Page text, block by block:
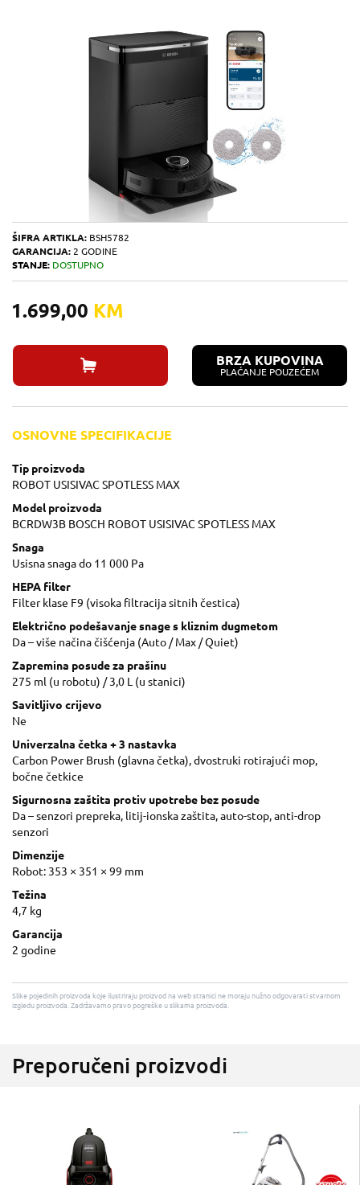
ŠIFRA ARTIKLA: BSH5782
GARANCIJA: 2 GODINE
STANJE: DOSTUPNO
1.699,00 KM
BRZA KUPOVINA
PLAĆANJE POUZEĆEM
OSNOVNE SPECIFIKACIJE
Tip proizvoda
ROBOT USISIVAC SPOTLESS MAX
Model proizvoda
BCRDW3B BOSCH ROBOT USISIVAC SPOTLESS MAX
Snaga
Usisna snaga do 11 000 Pa
HEPA filter
Filter klase F9 (visoka filtracija sitnih čestica)
Električno podešavanje snage s kliznim dugmetom
Da – više načina čišćenja (Auto / Max / Quiet)
Zapremina posude za prašinu
275 ml (u robotu) / 3,0 L (u stanici)
Savitljivo crijevo
Ne
Univerzalna četka + 3 nastavka
Carbon Power Brush (glavna četka), dvostruki rotirajući mop,
bočne četkice
Sigurnosna zaštita protiv upotrebe bez posude
Da – senzori prepreka, litij-ionska zaštita, auto-stop, anti-drop
senzori
Dimenzije
Robot: 353 × 351 × 99 mm
Težina
4,7 kg
Garancija
2 godine
Slike pojedinih proizvoda koje ilustriraju proizvod na web stranici ne moraju nužno odgovarati stvarnom
izgledu proizvoda. Zadržavamo pravo pogreške u slikama proizvoda.
Preporučeni proizvodi